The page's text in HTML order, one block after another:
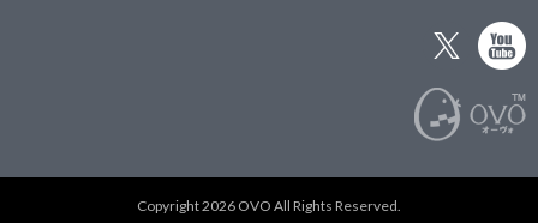
Copyright 2026 OVO All Rights Reserved.